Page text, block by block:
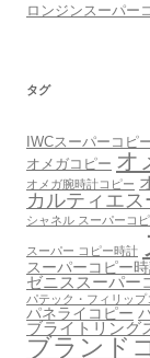
ロンジンスーパー
タグ
IWCスーパーコピ
オメガコピー オ
オメガ腕時計コピー
カルティエ
シャネル スーパーコ
スーパー コピー時計
スーパーコピー
ゼニススーパー
パテック・フィリップ
パネライコピー
ブライトリング
ブランド